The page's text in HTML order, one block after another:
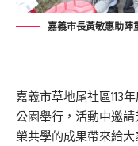
嘉義市長黃敏惠助
嘉義市草地尾社區113
公園舉行，活動中邀
榮共學的成果帶來給